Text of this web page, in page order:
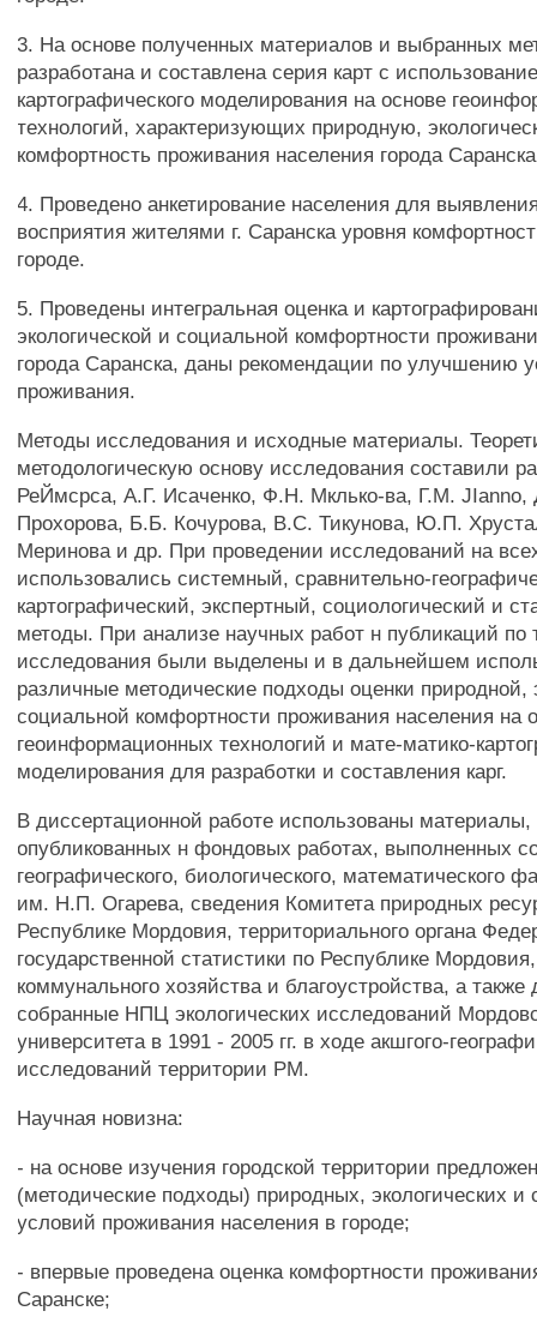
3. На основе полученных материалов и выбранных
разработана и составлена серия карт с
картографического моделирования на основе
технологий, характеризующих природную,
комфортность проживания населения города
4. Проведено анкетирование населения для
восприятия жителями г. Саранска уровня
городе.
5. Проведены интегральная оценка и
экологической и социальной комфортности
города Саранска, даны рекомендации по улучшению
проживания.
Методы исследования и исходные материалы.
методологическую основу исследования составили
РеЙмсрса, А.Г. Исаченко, Ф.Н. Мклько-ва, Г.М.
Прохорова, Б.Б. Кочурова, B.C. Тикунова, Ю.П.
Меринова и др. При проведении исследований на
использовались системный, сравнительно-
картографический, экспертный, социологический и
методы. При анализе научных работ н публикаций по
исследования были выделены и в дальнейшем
различные методические подходы оценки природной,
социальной комфортности проживания населения на
геоинформационных технологий и мате-матико-
моделирования для разработки и составления карг.
В диссертационной работе использованы
опубликованных н фондовых работах, выполненных
географического, биологического, математического
им. Н.П. Огарева, сведения Комитета природных
Республике Мордовия, территориального органа
государственной статистики по Республике
коммунального хозяйства и благоустройства, а также
собранные НПЦ экологических исследований
университета в 1991 - 2005 гг. в ходе акшгого-
исследований территории РМ.
Научная новизна:
- на основе изучения городской территории
(методические подходы) природных, экологических и
условий проживания населения в городе;
- впервые проведена оценка комфортности
Саранске;